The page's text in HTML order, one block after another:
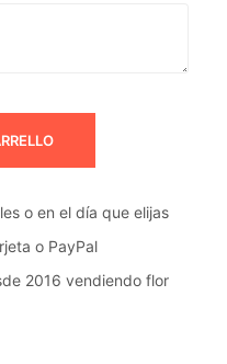
o en el día que elijas
o PayPal
2016 vendiendo flor